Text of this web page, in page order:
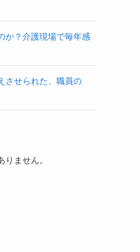
か？介護現場で毎年感
させられた、職員の
ません。